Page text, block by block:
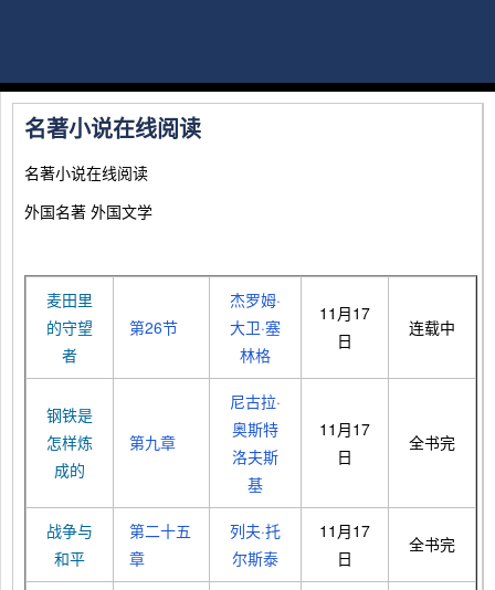
名著小说在线阅读
名著小说在线阅读
外国名著 外国文学
麦田里
的守望
者
第26节
杰罗姆·
大卫·塞
林格
11月17
日
连载中
钢铁是
怎样炼
成的
第九章
尼古拉·
奥斯特
洛夫斯
基
11月17
日
全书完
战争与
和平
第二十五
章
列夫·托
尔斯泰
11月17
日
全书完